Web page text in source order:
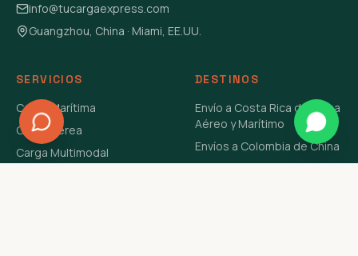
info@tucargaexpress.com
Guangzhou, China · Miami, EE.UU.
SERVICIOS
Carga Marítima
Carga Aérea
Carga Multimodal
DESTINOS
Envío a Costa Rica de China
Aéreo y Marítimo
Envíos a Colombia de China